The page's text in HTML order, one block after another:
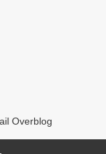
Overblog